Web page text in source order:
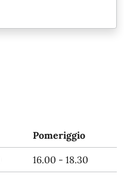
Pomeriggio
16.00 - 18.30